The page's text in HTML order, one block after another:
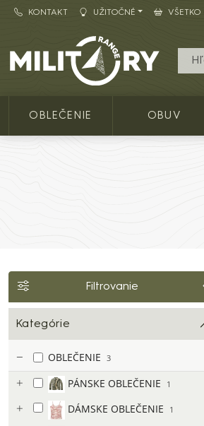
KONTAKT UŽITOČNÉ VŠETKO
Army shop MILITARY
OBLEČENIE OBUV
Filtrovanie
Kategórie
OBLEČENIE 3
PÁNSKE OBLEČENIE 1
DÁMSKE OBLEČENIE 1